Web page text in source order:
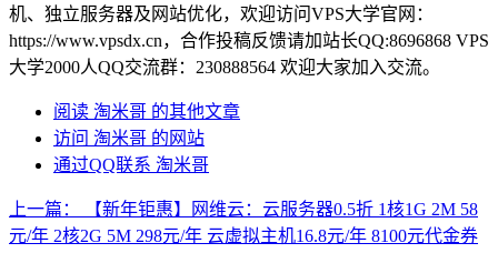
机、独立服务器及网站优化，欢迎访问VPS大学官网：
https://www.vpsdx.cn，合作投稿反馈请加站长QQ:8696868 VPS
大学2000人QQ交流群：230888564 欢迎大家加入交流。
阅读 淘米哥 的其他文章
访问 淘米哥 的网站
通过QQ联系 淘米哥
上一篇：
【新年钜惠】网维云：云服务器0.5折 1核1G 2M 58
元/年 2核2G 5M 298元/年 云虚拟主机16.8元/年 8100元代金券